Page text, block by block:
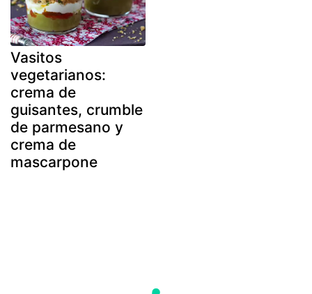
Vasitos
vegetarianos:
crema de
guisantes, crumble
de parmesano y
crema de
mascarpone